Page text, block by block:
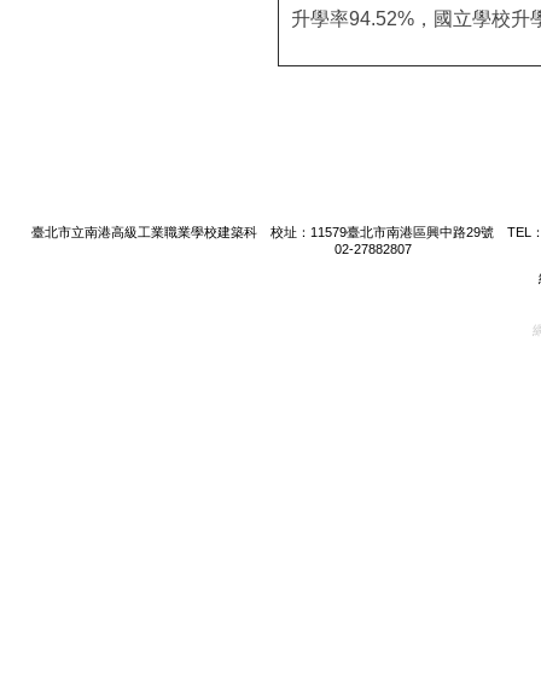
升學率94.52%，國立學校升
臺北市立南港高級工業職業學校建築科 校址：11579臺北市南港區興中路29號 TEL
02-27882807